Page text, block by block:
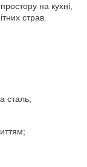
на кухні,
страв.
сталь;